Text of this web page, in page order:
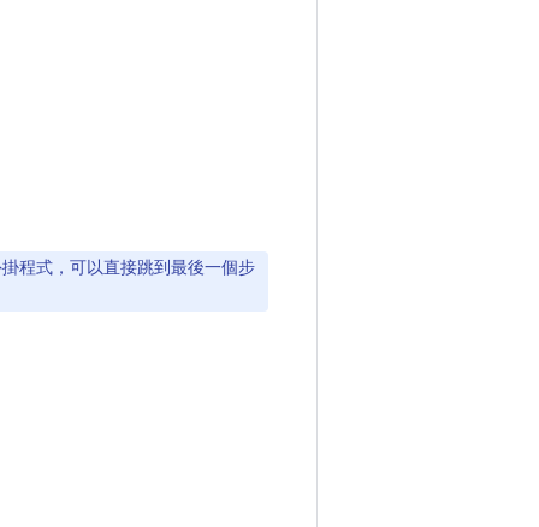
程式，可以直接跳到最後一個步